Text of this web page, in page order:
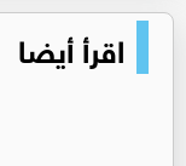
اقرأ أيضا